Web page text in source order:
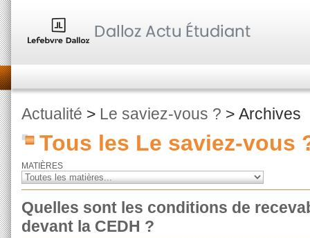
Actualité > Le saviez-vous ? > Archives
Tous les Le saviez-vous
MATIÈRES
Quelles sont les conditions de
devant la CEDH ?